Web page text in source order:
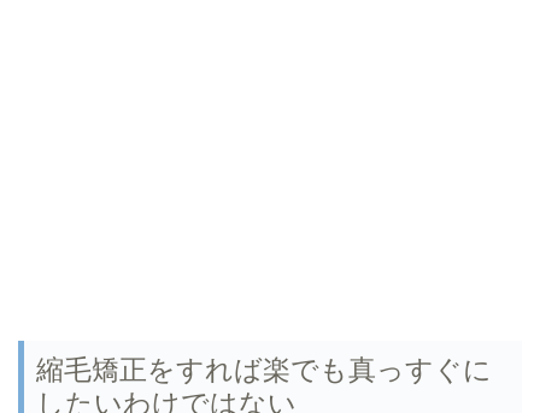
縮毛矯正をすれば楽でも真っすぐに
したいわけではない